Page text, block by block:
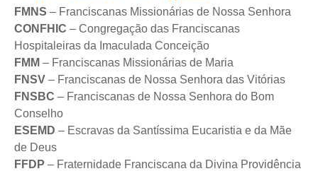
FMNS – Franciscanas Missionárias de Nossa Senhora
CONFHIC – Congregação das Franciscanas
Hospitaleiras da Imaculada Conceição
FMM – Franciscanas Missionárias de Maria
FNSV – Franciscanas de Nossa Senhora das Vitórias
FNSBC – Franciscanas de Nossa Senhora do Bom
Conselho
ESEMD – Escravas da Santíssima Eucaristia e da Mãe
de Deus
FFDP – Fraternidade Franciscana da Divina Providência